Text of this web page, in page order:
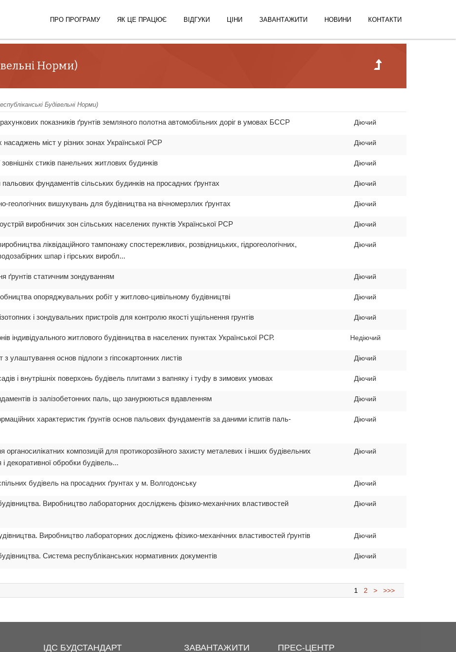
ПРО ПРОГРАМУ ЯК ЦЕ ПРАЦЮЄ ВІДГУКИ ЦІНИ ЗАВАНТАЖИТИ НОВИНИ КОНТАКТИ
Норми)
Будівельні Норми)
показників ґрунтів земляного полотна автомобільних доріг в умовах БССР Діючий
міст у різних зонах Української РСР Діючий
стиків панельних житлових будинків Діючий
фундаментів сільських будинків на просадних ґрунтах Діючий
вишукувань для будівництва на вічномерзлих ґрунтах Діючий
виробничих зон сільських населених пунктів Української РСР Діючий
ліквідаційного тампонажу спостережливих, розвідницьких, гідрогеологічних,
шпар і гірських виробл...
Діючий
ґрунтів статичним зондуванням Діючий
опоряджувальних робіт у житлово-цивільному будівництві Діючий
і зондувальних пристроїв для контролю якості ущільнення грунтів Діючий
індивідуального житлового будівництва в населених пунктах Української РСР. Недіючий
улаштування основ підлоги з гіпсокартонних листів Діючий
і внутрішніх поверхонь будівель плитами з вапняку і туфу в зимових умовах Діючий
із залізобетонних паль, що занурюються вдавленням Діючий
характеристик ґрунтів основ пальових фундаментів за даними іспитів паль-
Діючий
композицій для протикорозійного захисту металевих і інших будівельних
і декоративної обробки будівель...
Діючий
будівель на просадних ґрунтах у м. Волгодонську Діючий
Виробництво лабораторних досліджень фізико-механічних властивостей
Діючий
Виробництво лабораторних досліджень фізико-механічних властивостей ґрунтів Діючий
Система республіканських нормативних документів Діючий
1 2 > >>>
ІДС БУДСТАНДАРТ ЗАВАНТАЖИТИ ПРЕС-ЦЕНТР